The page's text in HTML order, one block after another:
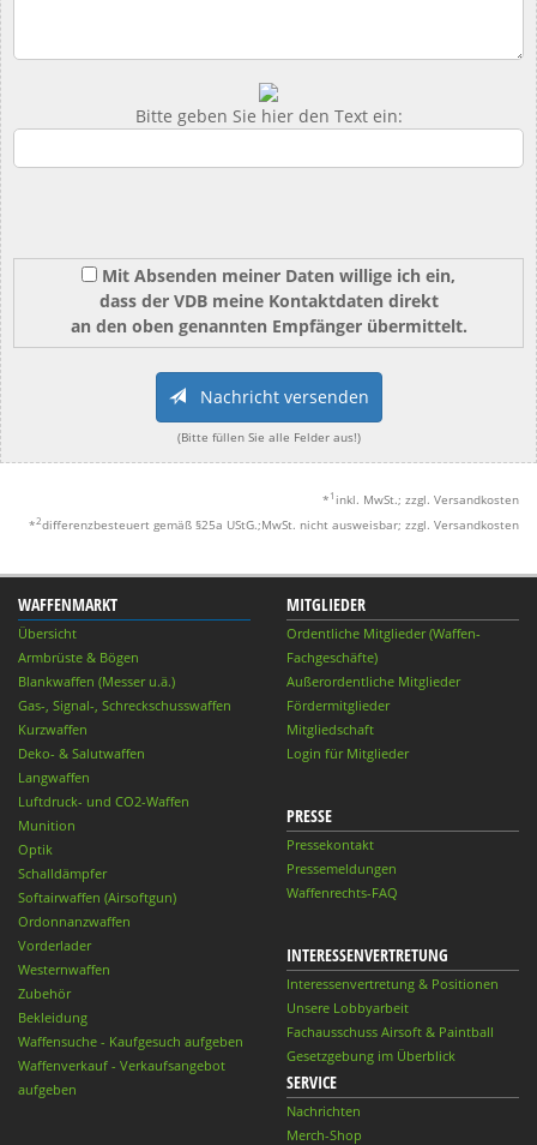
Bitte geben Sie hier den Text ein:
Mit Absenden meiner Daten willige ich ein,
dass der VDB meine Kontaktdaten direkt
an den oben genannten Empfänger übermittelt.
Nachricht versenden
(Bitte füllen Sie alle Felder aus!)
* 1 inkl. MwSt.; zzgl. Versandkosten
*2differenzbesteuert gemäß §25a UStG.;MwSt. nicht ausweisbar; zzgl. Versandkosten
WAFFENMARKT
Übersicht
Armbrüste & Bögen
Blankwaffen (Messer u.ä.)
Gas-, Signal-, Schreckschusswaffen
Kurzwaffen
Deko- & Salutwaffen
Langwaffen
Luftdruck- und CO2-Waffen
Munition
Optik
Schalldämpfer
Softairwaffen (Airsoftgun)
Ordonnanzwaffen
Vorderlader
Westernwaffen
Zubehör
Bekleidung
Waffensuche - Kaufgesuch aufgeben
Waffenverkauf - Verkaufsangebot
aufgeben
MITGLIEDER
Ordentliche Mitglieder (Waffen-
Fachgeschäfte)
Außerordentliche Mitglieder
Fördermitglieder
Mitgliedschaft
Login für Mitglieder
PRESSE
Pressekontakt
Pressemeldungen
Waffenrechts-FAQ
INTERESSENVERTRETUNG
Interessenvertretung & Positionen
Unsere Lobbyarbeit
Fachausschuss Airsoft & Paintball
Gesetzgebung im Überblick
SERVICE
Nachrichten
Merch-Shop